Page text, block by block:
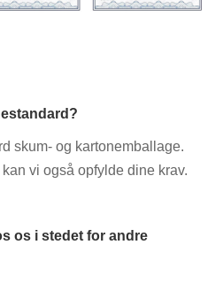
skum- og kartonemballage.
vi også opfylde dine krav.
os i stedet for andre